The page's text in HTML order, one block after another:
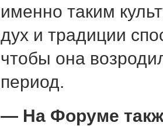
именно таким
дух и традиции
чтобы она
период.
— На Форуме